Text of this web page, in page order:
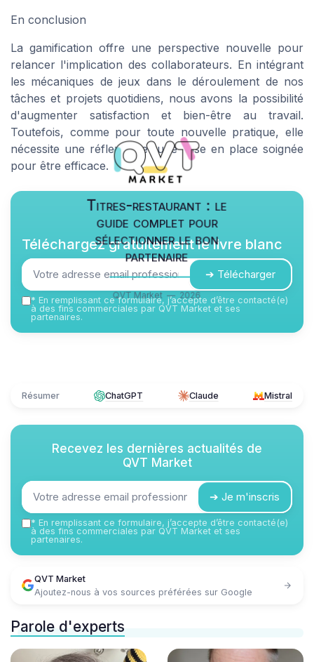
En conclusion
La gamification offre une perspective nouvelle pour
relancer l'implication des collaborateurs. En intégrant
les mécaniques de jeux dans le déroulement de nos
tâches et projets quotidiens, nous avons la possibilité
d'augmenter satisfaction et bien-être au travail.
Toutefois, comme pour toute nouvelle pratique, elle
nécessite une réflexion et une mise en place soignée
pour être efficace.
Titres-restaurant : le
guide complet pour
sélectionner le bon
partenaire
QVT Market — 2026
Téléchargez gratuitement le livre blanc
➔ Télécharger
* En remplissant ce formulaire, j’accepte d’être contacté(e)
à des fins commerciales par QVT Market et ses
partenaires.
Résumer ChatGPT Claude Mistral
Recevez les dernières actualités de
QVT Market
➔ Je m'inscris
* En remplissant ce formulaire, j’accepte d’être contacté(e)
à des fins commerciales par QVT Market et ses
partenaires.
QVT Market
Ajoutez-nous à vos sources préférées sur Google
Parole d'experts